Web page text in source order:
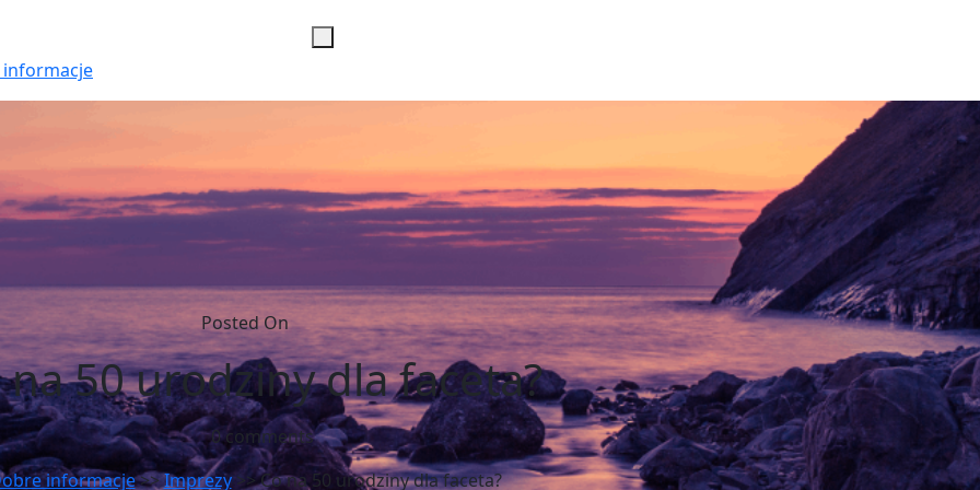
Posted On
na 50 urodziny dla faceta?
0 comments
informacje>>Imprezy>> Co na 50 urodziny dla faceta?